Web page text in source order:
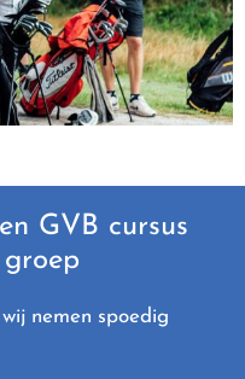
GVB cursus
nemen spoedig